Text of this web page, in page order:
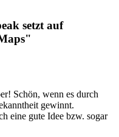
setzt auf
Schön, wenn es durch
gewinnt.
eine gute Idee bzw. sogar